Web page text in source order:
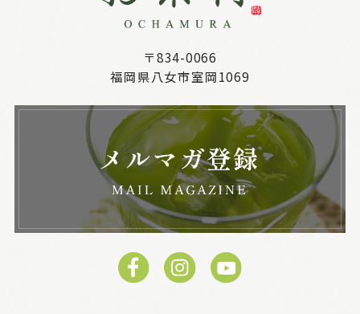
〒834-0066
福岡県八女市室岡1069